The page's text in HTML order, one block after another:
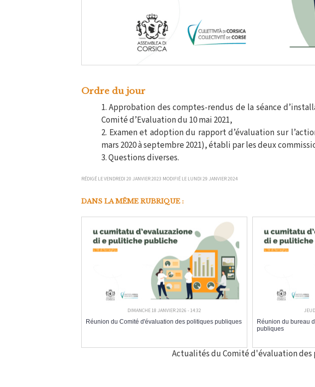
Ordre du jour
Approbation des comptes-rendus de la séance
Comité d’Evaluation du 10 mai 2021,
Examen et adoption du rapport d’évaluation sur
mars 2020 à septembre 2021), établi par les deux
Questions diverses.
RÉDIGÉ LE VENDREDI 20 JANVIER 2023 MODIFIÉ LE LUNDI 29 JANVIER 2024
DANS LA MÊME RUBRIQUE :
DIMANCHE 18 JANVIER 2026 - 14:32
Réunion du Comité d'évaluation des politiques publiques
Réunion du bureau
publiques
Actualités du Comité d'évaluation